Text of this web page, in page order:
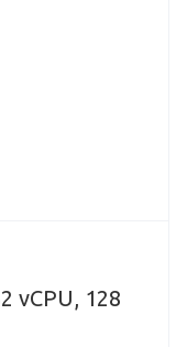
vCPU, 128